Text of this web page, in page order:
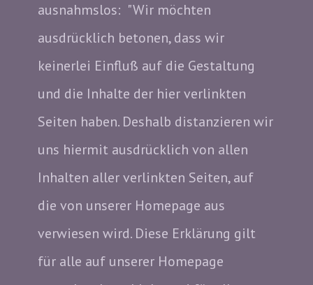
ausnahmslos: "Wir möchten
ausdrücklich betonen, dass wir
keinerlei Einfluß auf die Gestaltung
und die Inhalte der hier verlinkten
Seiten haben. Deshalb distanzieren wir
uns hiermit ausdrücklich von allen
Inhalten aller verlinkten Seiten, auf
die von unserer Homepage aus
verwiesen wird. Diese Erklärung gilt
für alle auf unserer Homepage